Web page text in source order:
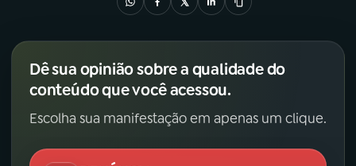
Dê sua opinião sobre a qualidade do
conteúdo que você acessou.
Escolha sua manifestação em apenas um clique.